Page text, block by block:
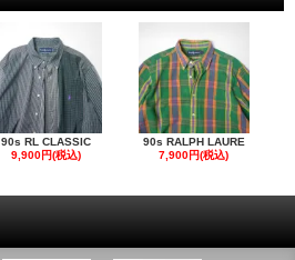
90s RL CLASSIC
9,900円(税込)
90s RALPH LAURE
7,900円(税込)